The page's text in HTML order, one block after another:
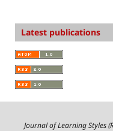
Latest publications
Journal of Learning Styles